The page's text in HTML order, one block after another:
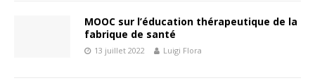
MOOC sur l’éducation thérapeutique de la
fabrique de santé
13 juillet 2022 Luigi Flora